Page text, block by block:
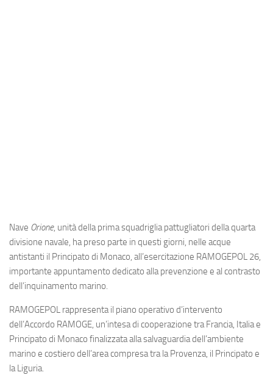
Incidenti
Industria
Eventi
Nave Orione, unità della prima squadriglia pattugliatori della quarta
divisione navale, ha preso parte in questi giorni, nelle acque
antistanti il Principato di Monaco, all’esercitazione RAMOGEPOL 26,
importante appuntamento dedicato alla prevenzione e al contrasto
dell’inquinamento marino.
RAMOGEPOL rappresenta il piano operativo d’intervento
dell’Accordo RAMOGE, un’intesa di cooperazione tra Francia, Italia e
Principato di Monaco finalizzata alla salvaguardia dell’ambiente
marino e costiero dell’area compresa tra la Provenza, il Principato e
la Liguria.